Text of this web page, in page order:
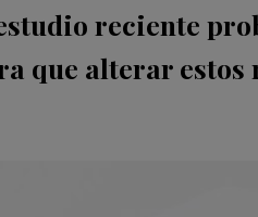
reciente
que alterar